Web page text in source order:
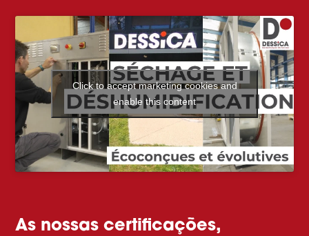
Click to accept marketing cookies and
enable this content
As nossas certificações,